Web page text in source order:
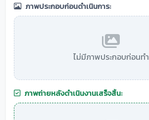
ภาพประกอบก่อนดำเนินการ:
ไม่มีภาพประกอบก่อนทำ
ภาพถ่ายหลังดำเนินงานเสร็จสิ้น: